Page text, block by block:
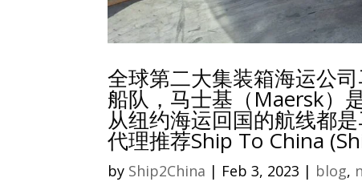
全球第二大集装箱海运公
船队，马士基（Maersk）
从纽约海运回国的航线都
代理推荐Ship To China
by Ship2China | Feb 3, 2023 | blog,